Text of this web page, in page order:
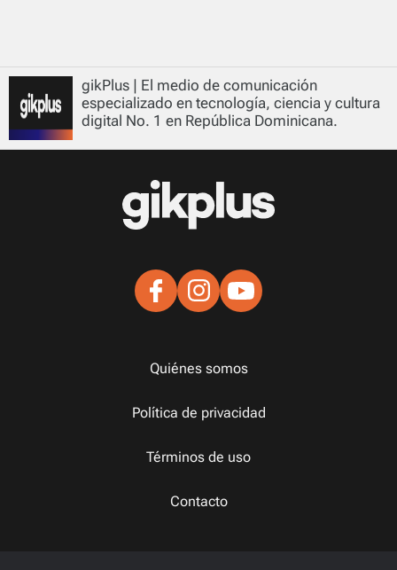
gikPlus | El medio de comunicación
especializado en tecnología, ciencia y cultura
digital No. 1 en República Dominicana.
Quiénes somos
Política de privacidad
Términos de uso
Contacto